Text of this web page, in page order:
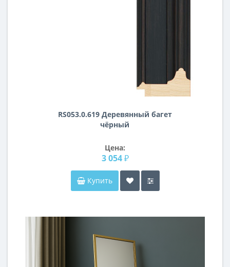
RS053.0.619 Деревянный багет
чёрный
Цена:
3 054 ₽
Купить